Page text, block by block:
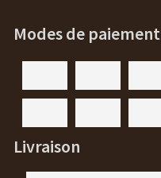
Modes de paiement
Livraison